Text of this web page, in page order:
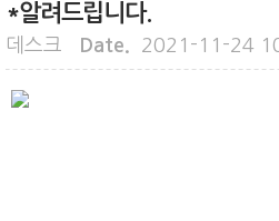
병원안내
*알려드립니다.
데스크 Date. 2021-11-24